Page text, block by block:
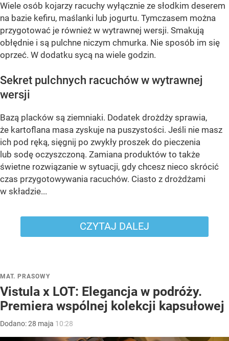
Wiele osób kojarzy racuchy wyłącznie ze słodkim deserem
na bazie kefiru, maślanki lub jogurtu. Tymczasem można
przygotować je również w wytrawnej wersji. Smakują
obłędnie i są pulchne niczym chmurka. Nie sposób im się
oprzeć. W dodatku sycą na wiele godzin.
Sekret pulchnych racuchów w wytrawnej
wersji
Bazą placków są ziemniaki. Dodatek drożdży sprawia,
że kartoflana masa zyskuje na puszystości. Jeśli nie masz
ich pod ręką, sięgnij po zwykły proszek do pieczenia
lub sodę oczyszczoną. Zamiana produktów to także
świetne rozwiązanie w sytuacji, gdy chcesz nieco skrócić
czas przygotowywania racuchów. Ciasto z drożdżami
w składzie...
CZYTAJ DALEJ
MAT. PRASOWY
Vistula x LOT: Elegancja w podróży.
Premiera wspólnej kolekcji kapsułowej
Dodano:28 maja 10:28